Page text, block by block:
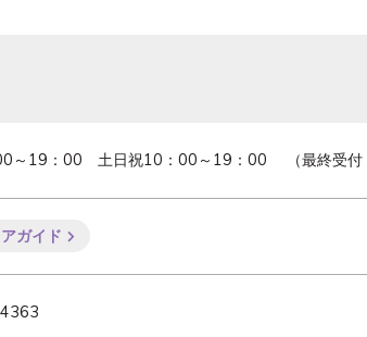
～19：00　土日祝10：00～19：00 　（最終受付
ガイド